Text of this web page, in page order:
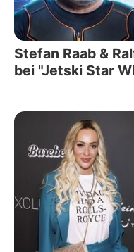
Stefan Raab &
bei "Jetski Star